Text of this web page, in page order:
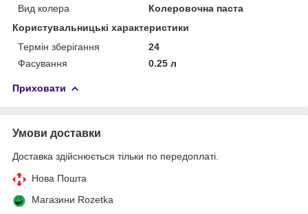
Вид колера
Колеровочна паста
Користувальницькі характеристики
Термін зберігання
24
Фасування
0.25 л
Приховати
Умови доставки
Доставка здійснюється тільки по передоплаті.
Нова Пошта
Магазини Rozetka